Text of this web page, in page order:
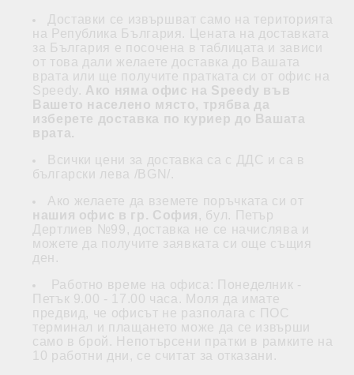
Доставки се извършват само на територията
на Република България. Цената на доставката
за България е посочена в таблицата и зависи
от това дали желаете доставка до Вашата
врата или ще получите пратката си от офис на
Speedy. Ако няма офис на Speedy във
Вашето населено място, трябва да
изберете доставка по куриер до Вашата
врата.
Всички цени за доставка са с ДДС и са в
български лева /BGN/.
Ако желаете да вземете поръчката си от
нашия офис в гр. София , бул. Петър
Дертлиев №99, доставка не се начислява и
можете да получите заявката си още същия
ден.
Работно време на офиса: Понеделник -
Петък 9.00 - 17.00 часа. Моля да имате
предвид, че офисът не разполага с ПОС
терминал и плащането може да се извърши
само в брой. Непотърсени пратки в рамките на
10 работни дни, се считат за отказани.